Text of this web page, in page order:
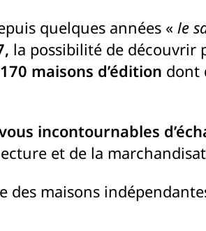
quelques années « le
la possibilité de découvrir
170 maisons d’édition dont
incontournables
et de la
des maisons